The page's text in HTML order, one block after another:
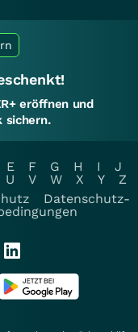
eröffnen und
sichern.
E F G H I
J
U V W X Y
Z
Datenschutz-